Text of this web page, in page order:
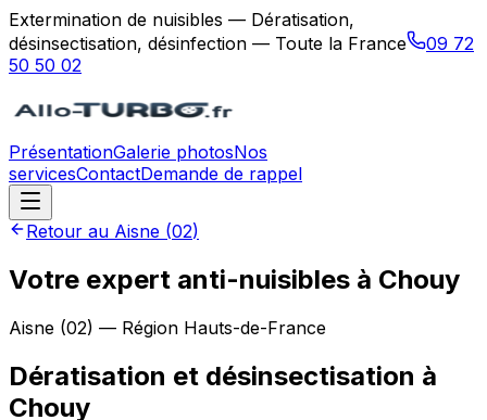
Extermination de nuisibles — Dératisation,
désinsectisation, désinfection — Toute la France
09 72
50 50 02
PrésentationGalerie photosNos
servicesContactDemande de rappel
Retour au Aisne (02)
Votre expert anti-nuisibles à Chouy
Aisne (02) — Région Hauts-de-France
Dératisation et désinsectisation à
Chouy